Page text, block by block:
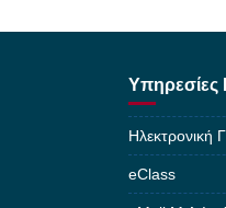
Ηλεκτρονική
eClass